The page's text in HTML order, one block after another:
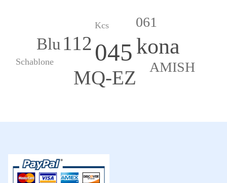
045kona
MQ-EZ
112
Blu
AMISH
061
Kcs
Schablone